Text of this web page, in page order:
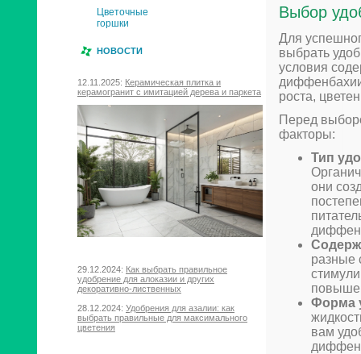
Цветочные
горшки
НОВОСТИ
12.11.2025: Керамическая плитка и
керамогранит с имитацией дерева и паркета
29.12.2024: Как выбрать правильное
удобрение для алоказии и других
декоративно-лиственных
28.12.2024: Удобрения для азалии: как
выбрать правильные для максимального
цветения
Выбор
Для
выбрать
условия
роста,
Перед
факторы:
Тип
они
разные
Форма
вам